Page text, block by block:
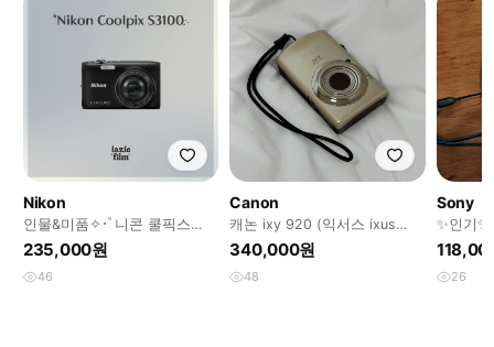
Nikon
인물&미품✧･ﾟ니콘 쿨픽스
S3100 디카 빈티지디카
235,000원
46
Canon
캐논 ixy 920 (익서스 ixus
870) 세은 디카
340,000원
48
Sony
✨인기
shot
26